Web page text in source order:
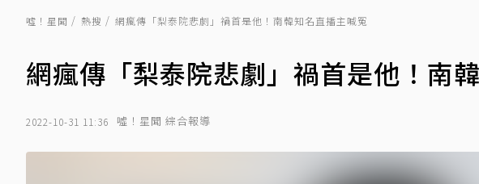
噓！星聞 熱搜 網瘋傳「梨泰院悲劇」禍首是他！南韓知名直播主喊冤
網瘋傳「梨泰院悲劇」禍首是他！南
2022-10-31 11:36 噓！星聞 綜合報導